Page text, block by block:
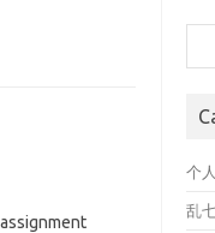
个
乱